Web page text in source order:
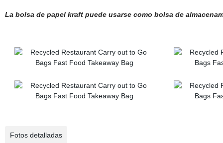
La bolsa de papel kraft puede usarse como bolsa de
Fotos detalladas